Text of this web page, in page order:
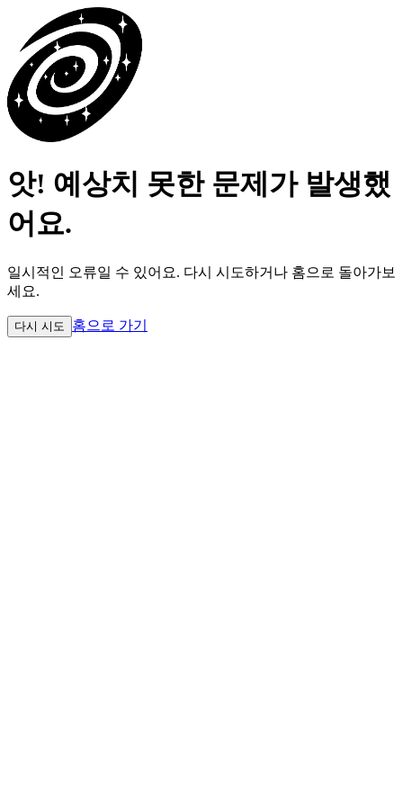
앗! 예상치 못한 문제가 발생했
어요.
일시적인 오류일 수 있어요. 다시 시도하거나 홈으로 돌아가보
세요.
다시 시도 홈으로 가기